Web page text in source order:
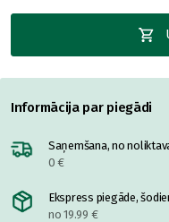
Informācija par piegādi
Saņemšana, no
0 €
Ekspress piegāde,
no 19.99 €